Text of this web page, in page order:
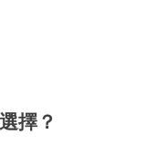
擇？